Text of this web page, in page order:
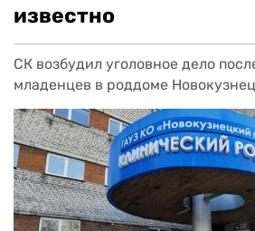
известно
СК возбудил уголовное дело
младенцев в роддоме